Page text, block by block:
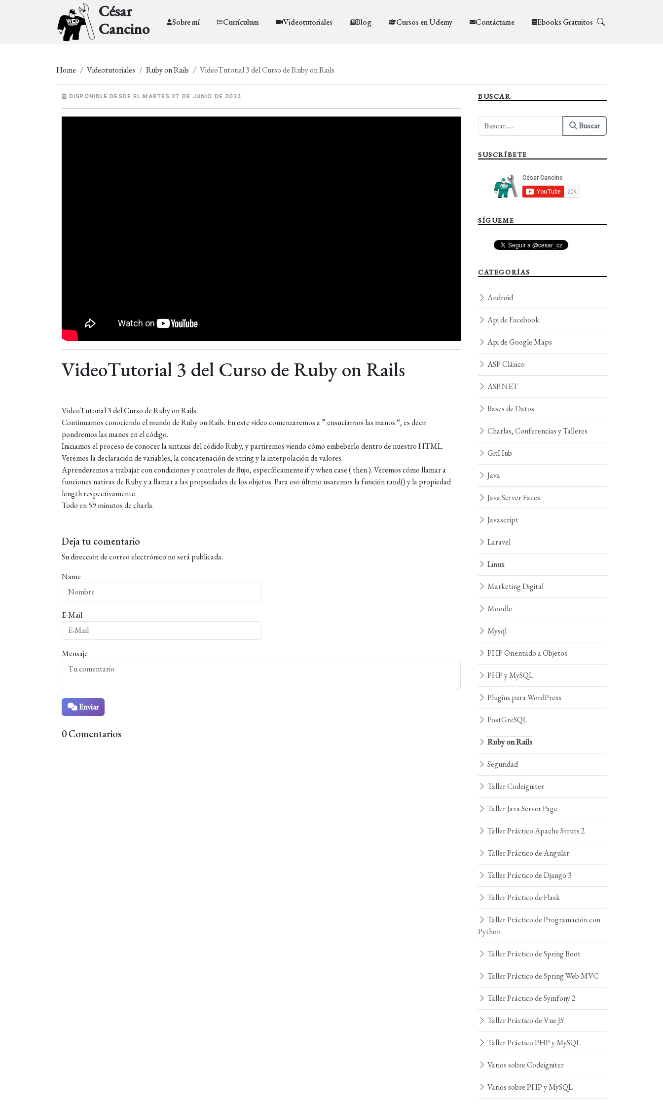
César
Cancino
Sobre mí Currículum Videotutoriales Blog Cursos en Udemy Contáctame Ebooks Gratuitos
Home Videotutoriales Ruby on Rails VideoTutorial 3 del Curso de Ruby on Rails
DISPONIBLE DESDE EL MARTES 27 DE JUNIO DE 2023
VideoTutorial 3 del Curso de Ruby on Rails
VideoTutorial 3 del Curso de Ruby on Rails.
Continuamos conociendo el mundo de Ruby on Rails. En este video comenzaremos a ” ensuciarnos las manos “, es decir
pondremos las manos en el código.
Iniciamos el proceso de conocer la sintaxis del códido Ruby, y partiremos viendo cómo embeberlo dentro de nuestro HTML.
Veremos la declaración de variables, la concatenación de string y la interpolación de valores.
Aprenderemos a trabajar con condiciones y controles de flujo, específicamente if y when case ( then ). Veremos cómo llamar a
funciones nativas de Ruby y a llamar a las propiedades de los objetos. Para eso último usaremos la función rand() y la propiedad
length respectivamente.
Todo en 59 minutos de charla.
Deja tu comentario
Su dirección de correo electrónico no será publicada.
Name
E-Mail
Mensaje
Enviar
0 Comentarios
BUSCAR
Buscar
SUSCRÍBETE
SÍGUEME
CATEGORÍAS
Android
Api de Facebook
Api de Google Maps
ASP Clásico
ASP.NET
Bases de Datos
Charlas, Conferencias y Talleres
GitHub
Java
Java Server Faces
Javascript
Laravel
Linux
Marketing Digital
Moodle
Mysql
PHP Orientado a Objetos
PHP y MySQL
Plugins para WordPress
PostGreSQL
Ruby on Rails
Seguridad
Taller Codeigniter
Taller Java Server Page
Taller Práctico Apache Struts 2
Taller Práctico de Angular
Taller Práctico de Django 3
Taller Práctico de Flask
Taller Práctico de Programación con
Python
Taller Práctico de Spring Boot
Taller Práctico de Spring Web MVC
Taller Práctico de Symfony 2
Taller Práctico de Vue JS
Taller Práctico PHP y MySQL
Varios sobre Codeigniter
Varios sobre PHP y MySQL